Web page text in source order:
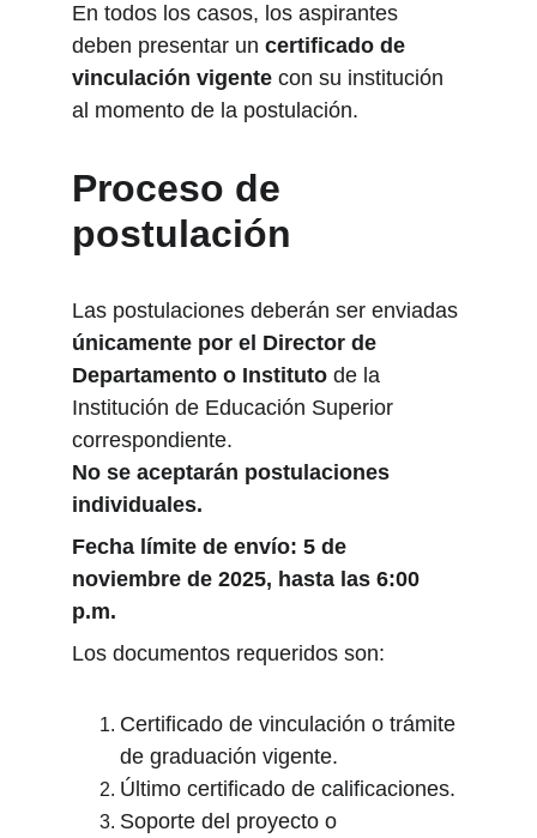
En todos los casos, los aspirantes
deben presentar un certificado de
vinculación vigente con su institución
al momento de la postulación.
Proceso de
postulación
Las postulaciones deberán ser enviadas
únicamente por el Director de
Departamento o Instituto de la
Institución de Educación Superior
correspondiente.
No se aceptarán postulaciones
individuales.
Fecha límite de envío: 5 de
noviembre de 2025, hasta las 6:00
p.m.
Los documentos requeridos son:
Certificado de vinculación o trámite
de graduación vigente.
Último certificado de calificaciones.
Soporte del proyecto o